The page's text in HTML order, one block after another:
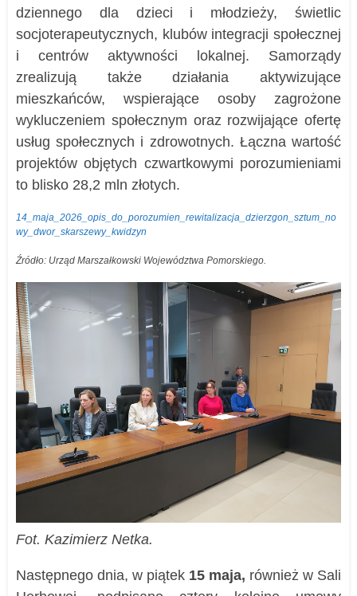
dziennego dla dzieci i młodzieży, świetlic
socjoterapeutycznych, klubów integracji społecznej
i centrów aktywności lokalnej. Samorządy
zrealizują także działania aktywizujące
mieszkańców, wspierające osoby zagrożone
wykluczeniem społecznym oraz rozwijające ofertę
usług społecznych i zdrowotnych. Łączna wartość
projektów objętych czwartkowymi porozumieniami
to blisko 28,2 mln złotych.
14_maja_2026_opis_do_porozumien_rewitalizacja_dzierzgon_sztum_no
wy_dwor_skarszewy_kwidzyn
Źródło: Urząd Marszałkowski Województwa Pomorskiego.
Fot. Kazimierz Netka.
Następnego dnia, w piątek 15 maja, również w Sali